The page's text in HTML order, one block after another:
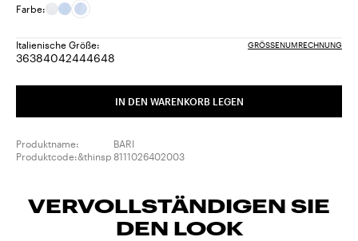
Farbe:
Italienische Größe: GRÖSSENUMRECHNUNG
36Größe:
38Größe:
40Größe:
42Größe:
44Größe:
46Größe:
48Größe:
IN DEN WARENKORB LEGEN
Produktname:
BARI
Produktcode:&thinsp 8111026402003
VERVOLLSTÄNDIGEN SIE
DEN LOOK